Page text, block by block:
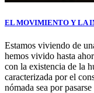
EL MOVIMIENTO Y LA
Estamos viviendo de
hemos vivido hasta
con la existencia de la
caracterizada por el
nómada sea por pasarse